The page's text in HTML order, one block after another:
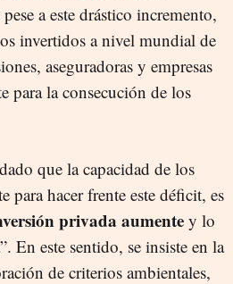
a este drástico incremento,
invertidos a nivel mundial de
aseguradoras y empresas
para la consecución de los
que la capacidad de los
para hacer frente este déficit, es
privada aumente y lo
En este sentido, se insiste en la
de criterios ambientales,